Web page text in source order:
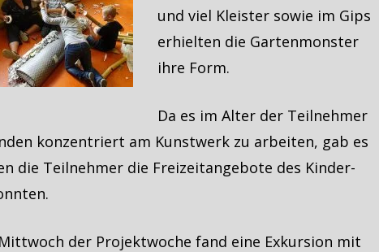
und viel Kleister sowie im Gips
erhielten die Gartenmonster
ihre Form.
Da es im Alter der Teilnehmer
konzentriert am Kunstwerk zu arbeiten, gab es
die Teilnehmer die Freizeitangebote des Kinder-
der Projektwoche fand eine Exkursion mit